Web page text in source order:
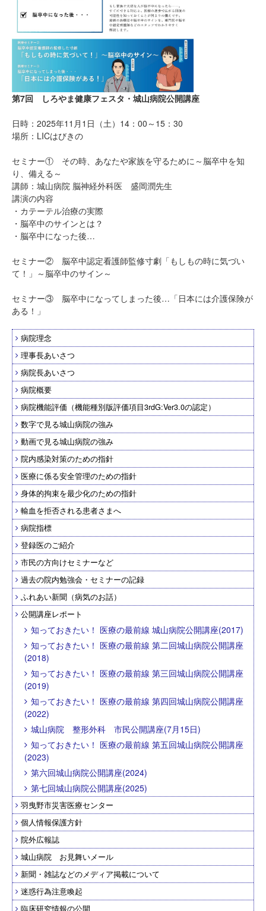
第7回 しろやま健康フェスタ・城山病院公開講座
日時：2025年11月1日（土）14：00～15：30
場所：LICはびきの
セミナー① その時、あなたや家族を守るために～脳卒中を知
り、備える～
講師：城山病院 脳神経外科医 盛岡潤先生
講演の内容
・カテーテル治療の実際
・脳卒中のサインとは？
・脳卒中になった後…
セミナー② 脳卒中認定看護師監修寸劇「もしもの時に気づい
て！」～脳卒中のサイン～
セミナー③ 脳卒中になってしまった後…「日本には介護保険が
ある！」
病院理念
理事長あいさつ
病院長あいさつ
病院概要
病院機能評価（機能種別版評価項目3rdG:Ver3.0の認定）
数字で見る城山病院の強み
動画で見る城山病院の強み
院内感染対策のための指針
医療に係る安全管理のための指針
身体的拘束を最少化のための指針
輸血を拒否される患者さまへ
病院指標
登録医のご紹介
市民の方向けセミナーなど
過去の院内勉強会・セミナーの記録
ふれあい新聞（病気のお話）
公開講座レポート
知っておきたい！ 医療の最前線 城山病院公開講座(2017)
知っておきたい！ 医療の最前線 第二回城山病院公開講座
(2018)
知っておきたい！ 医療の最前線 第三回城山病院公開講座
(2019)
知っておきたい！ 医療の最前線 第四回城山病院公開講座
(2022)
城山病院 整形外科 市民公開講座(7月15日)
知っておきたい！ 医療の最前線 第五回城山病院公開講座
(2023)
第六回城山病院公開講座(2024)
第七回城山病院公開講座(2025)
羽曳野市災害医療センター
個人情報保護方針
院外広報誌
城山病院 お見舞いメール
新聞・雑誌などのメディア掲載について
迷惑行為注意喚起
臨床研究情報の公開